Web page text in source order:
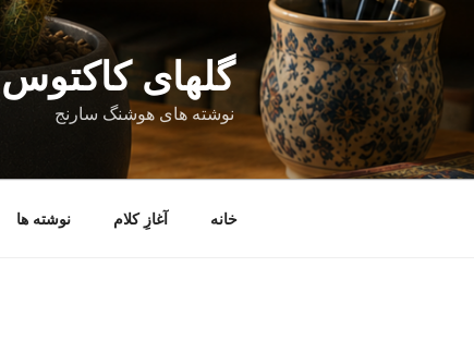
رفتن
محتوا
گلهای کاکتوس
نوشته های هوشنگ سارنج
خانه آغازِ کلام نوشته ها